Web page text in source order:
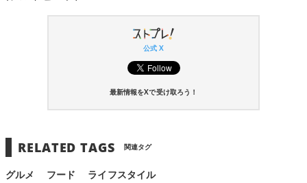
公式 X
最新情報をXで受け取ろう！
RELATED TAGS 関連タグ
グルメ フード ライフスタイル